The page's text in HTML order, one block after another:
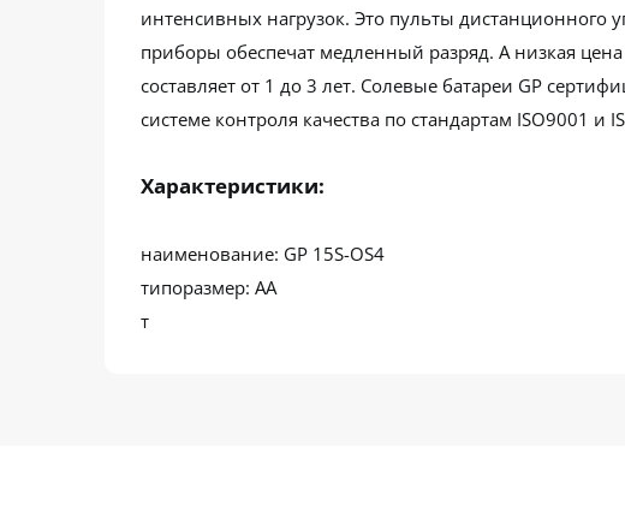
интенсивных нагрузок. Это пульты дистанционного
приборы обеспечат медленный разряд. А низкая
составляет от 1 до 3 лет. Солевые батареи GP
системе контроля качества по стандартам ISO9001 и
Характеристики:
наименование: GP 15S-OS4
типоразмер: АА
т